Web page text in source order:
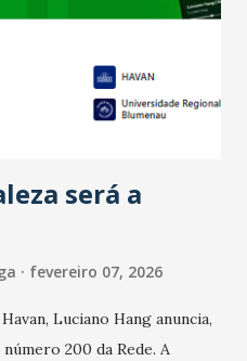
com lucro e outros 40%
Já o percentual de
em 19%, pouco abaixo
Outros 1% não existiam em
o faturamento também
44% dos n...
será a
fevereiro 07, 2026
Luciano Hang anuncia,
200 da Rede. A